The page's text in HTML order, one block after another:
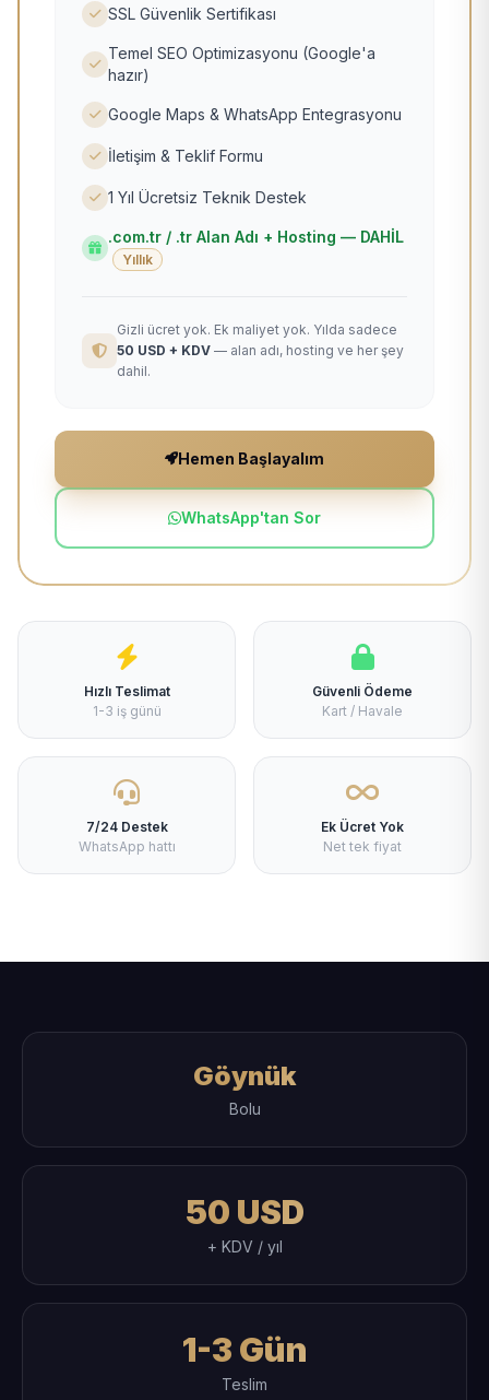
SSL Güvenlik Sertifikası
Temel SEO Optimizasyonu (Google'a
hazır)
Google Maps & WhatsApp Entegrasyonu
İletişim & Teklif Formu
1 Yıl Ücretsiz Teknik Destek
.com.tr / .tr Alan Adı + Hosting — DAHİL
Yıllık
Gizli ücret yok. Ek maliyet yok. Yılda sadece
50 USD + KDV — alan adı, hosting ve her şey
dahil.
Hemen Başlayalım
WhatsApp'tan Sor
Hızlı Teslimat
1-3 iş günü
Güvenli Ödeme
Kart / Havale
7/24 Destek
WhatsApp hattı
Ek Ücret Yok
Net tek fiyat
Göynük
Bolu
50 USD
+ KDV / yıl
1-3 Gün
Teslim